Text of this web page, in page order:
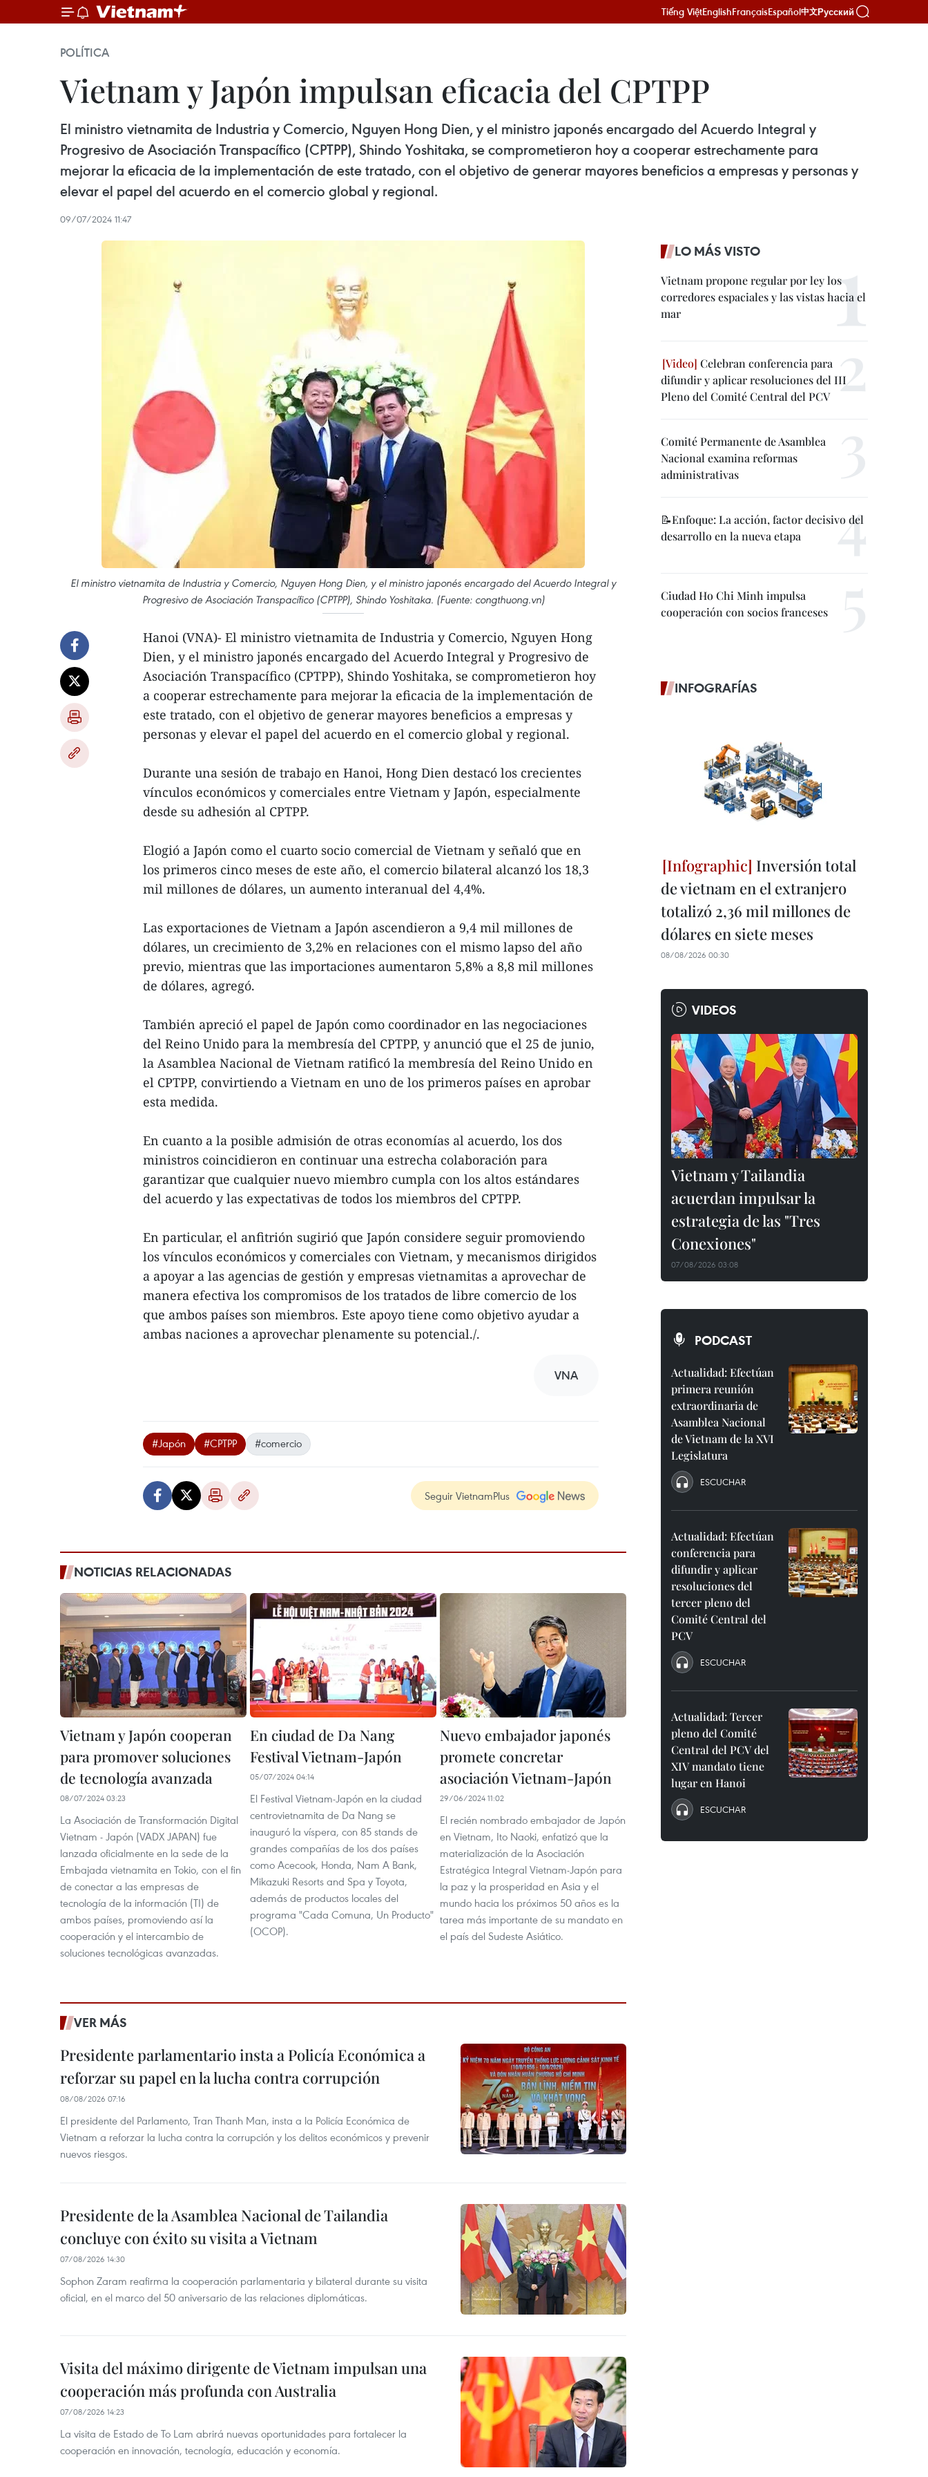
Tiếng ViệtEnglishFrançaisEspañol中文Русский
POLÍTICA
Vietnam y Japón impulsan eficacia del CPTPP
El ministro vietnamita de Industria y Comercio, Nguyen Hong Dien, y el ministro japonés encargado del Acuerdo Integral y
Progresivo de Asociación Transpacífico (CPTPP), Shindo Yoshitaka, se comprometieron hoy a cooperar estrechamente para
mejorar la eficacia de la implementación de este tratado, con el objetivo de generar mayores beneficios a empresas y personas y
elevar el papel del acuerdo en el comercio global y regional.
09/07/2024 11:47
El ministro vietnamita de Industria y Comercio, Nguyen Hong Dien, y el ministro japonés encargado del Acuerdo Integral y
Progresivo de Asociación Transpacífico (CPTPP), Shindo Yoshitaka. (Fuente: congthuong.vn)
Hanoi (VNA)- El ministro vietnamita de Industria y Comercio, Nguyen Hong
Dien, y el ministro japonés encargado del Acuerdo Integral y Progresivo de
Asociación Transpacífico (CPTPP), Shindo Yoshitaka, se comprometieron hoy
a cooperar estrechamente para mejorar la eficacia de la implementación de
este tratado, con el objetivo de generar mayores beneficios a empresas y
personas y elevar el papel del acuerdo en el comercio global y regional.
Durante una sesión de trabajo en Hanoi, Hong Dien destacó los crecientes
vínculos económicos y comerciales entre Vietnam y Japón, especialmente
desde su adhesión al CPTPP.
Elogió a Japón como el cuarto socio comercial de Vietnam y señaló que en
los primeros cinco meses de este año, el comercio bilateral alcanzó los 18,3
mil millones de dólares, un aumento interanual del 4,4%.
Las exportaciones de Vietnam a Japón ascendieron a 9,4 mil millones de
dólares, un crecimiento de 3,2% en relaciones con el mismo lapso del año
previo, mientras que las importaciones aumentaron 5,8% a 8,8 mil millones
de dólares, agregó.
También apreció el papel de Japón como coordinador en las negociaciones
del Reino Unido para la membresía del CPTPP, y anunció que el 25 de junio,
la Asamblea Nacional de Vietnam ratificó la membresía del Reino Unido en
el CPTPP, convirtiendo a Vietnam en uno de los primeros países en aprobar
esta medida.
En cuanto a la posible admisión de otras economías al acuerdo, los dos
ministros coincidieron en continuar una estrecha colaboración para
garantizar que cualquier nuevo miembro cumpla con los altos estándares
del acuerdo y las expectativas de todos los miembros del CPTPP.
En particular, el anfitrión sugirió que Japón considere seguir promoviendo
los vínculos económicos y comerciales con Vietnam, y mecanismos dirigidos
a apoyar a las agencias de gestión y empresas vietnamitas a aprovechar de
manera efectiva los compromisos de los tratados de libre comercio de los
que ambos países son miembros. Este apoyo tiene como objetivo ayudar a
ambas naciones a aprovechar plenamente su potencial./.
VNA
#Japón #CPTPP #comercio
Seguir VietnamPlus
NOTICIAS RELACIONADAS
Vietnam y Japón cooperan
para promover soluciones
de tecnología avanzada
08/07/2024 03:23
La Asociación de Transformación Digital
Vietnam - Japón (VADX JAPAN) fue
lanzada oficialmente en la sede de la
Embajada vietnamita en Tokio, con el fin
de conectar a las empresas de
tecnología de la información (TI) de
ambos países, promoviendo así la
cooperación y el intercambio de
soluciones tecnológicas avanzadas.
En ciudad de Da Nang
Festival Vietnam-Japón
05/07/2024 04:14
El Festival Vietnam-Japón en la ciudad
centrovietnamita de Da Nang se
inauguró la víspera, con 85 stands de
grandes compañías de los dos países
como Acecook, Honda, Nam A Bank,
Mikazuki Resorts and Spa y Toyota,
además de productos locales del
programa "Cada Comuna, Un Producto"
(OCOP).
Nuevo embajador japonés
promete concretar
asociación Vietnam-Japón
29/06/2024 11:02
El recién nombrado embajador de Japón
en Vietnam, Ito Naoki, enfatizó que la
materialización de la Asociación
Estratégica Integral Vietnam-Japón para
la paz y la prosperidad en Asia y el
mundo hacia los próximos 50 años es la
tarea más importante de su mandato en
el país del Sudeste Asiático.
VER MÁS
Presidente parlamentario insta a Policía Económica a
reforzar su papel en la lucha contra corrupción
08/08/2026 07:16
El presidente del Parlamento, Tran Thanh Man, insta a la Policía Económica de
Vietnam a reforzar la lucha contra la corrupción y los delitos económicos y prevenir
nuevos riesgos.
Presidente de la Asamblea Nacional de Tailandia
concluye con éxito su visita a Vietnam
07/08/2026 14:30
Sophon Zaram reafirma la cooperación parlamentaria y bilateral durante su visita
oficial, en el marco del 50 aniversario de las relaciones diplomáticas.
Visita del máximo dirigente de Vietnam impulsan una
cooperación más profunda con Australia
07/08/2026 14:23
La visita de Estado de To Lam abrirá nuevas oportunidades para fortalecer la
cooperación en innovación, tecnología, educación y economía.
LO MÁS VISTO
Vietnam propone regular por ley los
corredores espaciales y las vistas hacia el
mar
Celebran conferencia para
difundir y aplicar resoluciones del III
Pleno del Comité Central del PCV
Comité Permanente de Asamblea
Nacional examina reformas
administrativas
📝Enfoque: La acción, factor decisivo del
desarrollo en la nueva etapa
Ciudad Ho Chi Minh impulsa
cooperación con socios franceses
INFOGRAFÍAS
Inversión total
de vietnam en el extranjero
totalizó 2,36 mil millones de
dólares en siete meses
08/08/2026 00:30
VIDEOS
Vietnam y Tailandia
acuerdan impulsar la
estrategia de las "Tres
Conexiones"
07/08/2026 03:08
PODCAST
Actualidad: Efectúan
primera reunión
extraordinaria de
Asamblea Nacional
de Vietnam de la XVI
Legislatura
ESCUCHAR
Actualidad: Efectúan
conferencia para
difundir y aplicar
resoluciones del
tercer pleno del
Comité Central del
PCV
ESCUCHAR
Actualidad: Tercer
pleno del Comité
Central del PCV del
XIV mandato tiene
lugar en Hanoi
ESCUCHAR